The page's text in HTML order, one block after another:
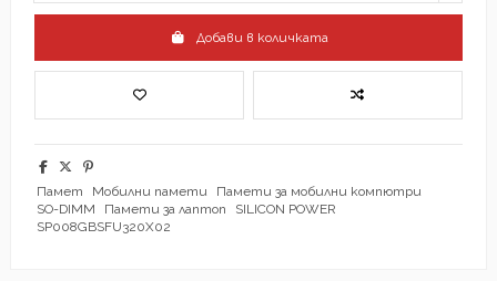
Добави в количката
Памет Мобилни памети
Памети за мобилни компютри
SO-DIMM
Памети за лаптоп
SILICON POWER
SP008GBSFU320X02